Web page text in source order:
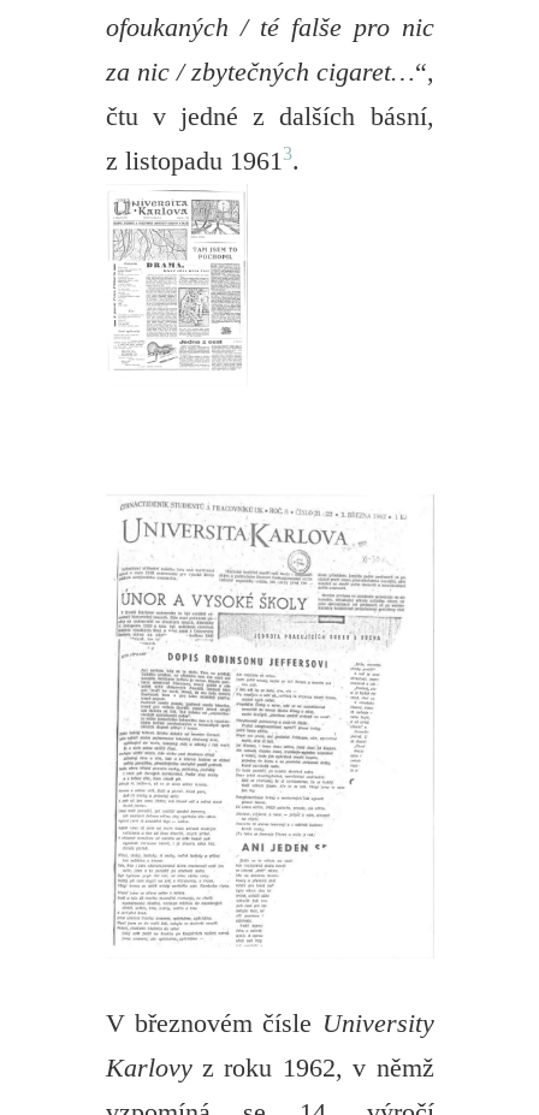
ofoukaných / té falše pro nic
za nic / zbytečných cigaret…“,
čtu v jedné z dalších básní,
z listopadu 19613.
V březnovém čísle University
Karlovyz roku 1962, v němž